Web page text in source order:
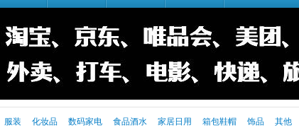
服装 化妆品 数码家电 食品酒水 家居日用 箱包鞋帽 饰品 其他